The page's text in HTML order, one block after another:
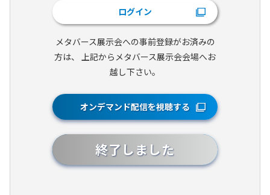
ログイン
メタバース展示会への事前登録がお済みの
方は、 上記からメタバース展示会会場へお
越し下さい。
オンデマンド配信を視聴する
終了しました